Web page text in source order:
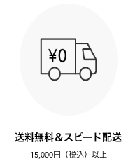
送料無料＆スピード配送
15,000円（税込）以上